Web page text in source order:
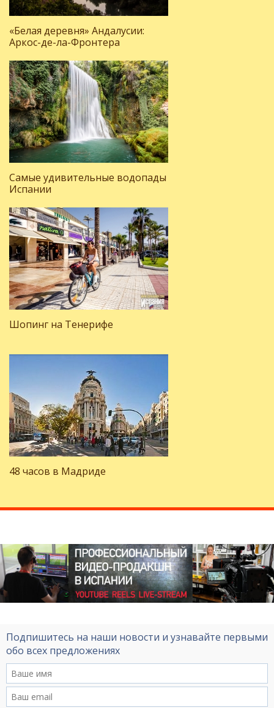
«Белая деревня» Андалусии:
Аркос-де-ла-Фронтера
Самые удивительные водопады
Испании
Шопинг на Тенерифе
48 часов в Мадриде
Подпишитесь на наши новости и узнавайте первыми
обо всех предложениях